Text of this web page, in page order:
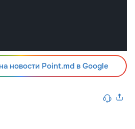
новости Point.md в Google